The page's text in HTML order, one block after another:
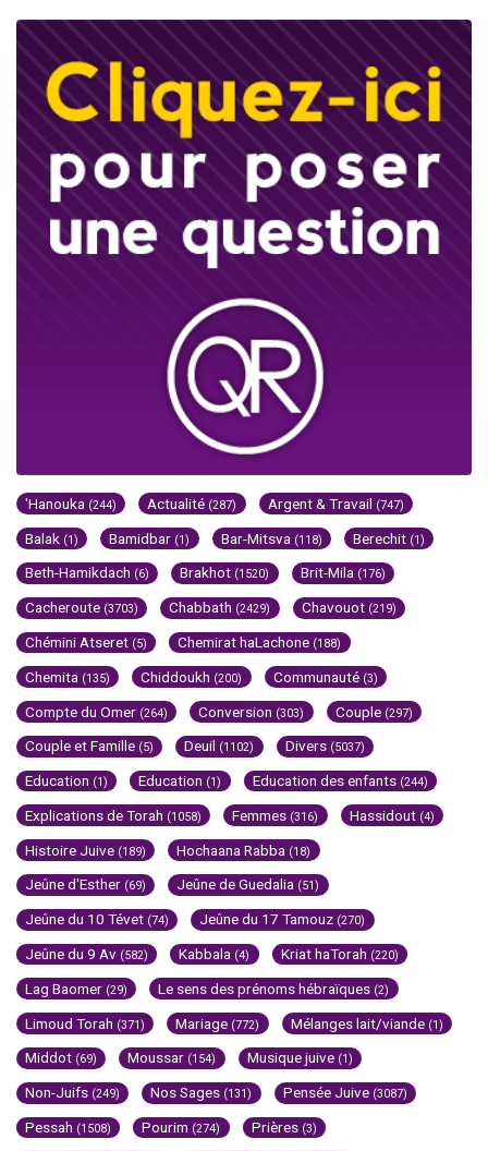
'Hanouka (244) Actualité (287) Argent & Travail (747)
Balak (1) Bamidbar (1) Bar-Mitsva (118) Berechit (1)
Beth-Hamikdach (6) Brakhot (1520) Brit-Mila (176)
Cacheroute (3703) Chabbath (2429) Chavouot (219)
Chémini Atseret (5) Chemirat haLachone (188)
Chemita (135) Chiddoukh (200) Communauté (3)
Compte du Omer (264) Conversion (303) Couple (297)
Couple et Famille (5) Deuil (1102) Divers (5037)
Education (1) Education (1) Education des enfants (244)
Explications de Torah (1058) Femmes (316) Hassidout (4)
Histoire Juive (189) Hochaana Rabba (18)
Jeûne d'Esther (69) Jeûne de Guedalia (51)
Jeûne du 10 Tévet (74) Jeûne du 17 Tamouz (270)
Jeûne du 9 Av (582) Kabbala (4) Kriat haTorah (220)
Lag Baomer (29) Le sens des prénoms hébraïques (2)
Limoud Torah (371) Mariage (772) Mélanges lait/viande (1)
Middot (69) Moussar (154) Musique juive (1)
Non-Juifs (249) Nos Sages (131) Pensée Juive (3087)
Pessah (1508) Pourim (274) Prières (3)